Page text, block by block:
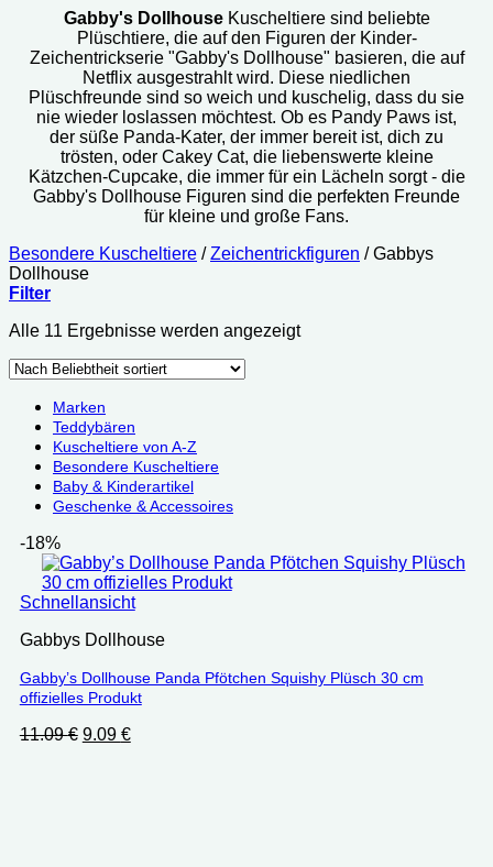
Gabby's DollhouseKuscheltiere sind beliebte
Plüschtiere, die auf den Figuren der Kinder-
Zeichentrickserie "Gabby's Dollhouse" basieren, die auf
Netflix ausgestrahlt wird. Diese niedlichen
Plüschfreunde sind so weich und kuschelig, dass du sie
nie wieder loslassen möchtest. Ob es Pandy Paws ist,
der süße Panda-Kater, der immer bereit ist, dich zu
trösten, oder Cakey Cat, die liebenswerte kleine
Kätzchen-Cupcake, die immer für ein Lächeln sorgt - die
Gabby's Dollhouse Figuren sind die perfekten Freunde
für kleine und große Fans.
Besondere Kuscheltiere / Zeichentrickfiguren /Gabbys
Dollhouse
Filter
Alle 11 Ergebnisse werden angezeigtNach
Marken
Teddybären
Kuscheltiere von A-Z
Besondere Kuscheltiere
Baby & Kinderartikel
Geschenke & Accessoires
-18%
Schnellansicht
Gabbys Dollhouse
Gabby’s Dollhouse Panda Pfötchen Squishy Plüsch 30 cm
offizielles Produkt
11.09€ Ursprünglicher
9.09 €Aktueller